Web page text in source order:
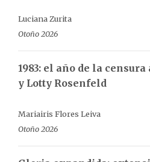
Luciana Zurita
Otoño 2026
1983: el año de la
y Lotty Rosenfeld
Mariairis Flores Leiva
Otoño 2026